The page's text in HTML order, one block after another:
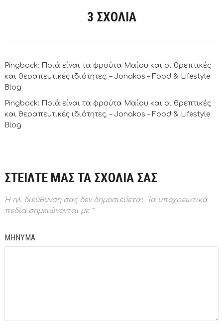
3 ΣΧΌΛΙΑ
Pingback: Ποιά είναι τα φρούτα Μαίου και οι θρεπτικές
και θεραπευτικές ιδιότητες. – Jonakos – Food & Lifestyle
Blog
Pingback: Ποιά είναι τα φρούτα Μαίου και οι θρεπτικές
και θεραπευτικές ιδιότητες. – Jonakos – Food & Lifestyle
Blog
ΣΤΕΙΛΤΕ ΜΑΣ ΤΑ ΣΧΟΛΙΑ ΣΑΣ
Η ηλ. διεύθυνση σας δεν δημοσιεύεται. Τα υποχρεωτικά
πεδία σημειώνονται με *
ΜΗΝΥΜΑ